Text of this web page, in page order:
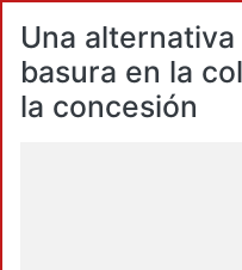
Una
basura en la
la concesión